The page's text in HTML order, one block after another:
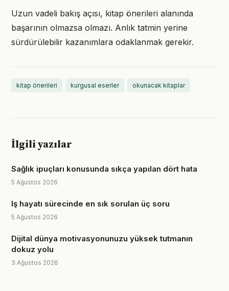
Uzun vadeli bakış açısı, kitap önerileri alanında
başarının olmazsa olmazı. Anlık tatmin yerine
sürdürülebilir kazanımlara odaklanmak gerekir.
kitap önerileri kurgusal eserler okunacak kitaplar
İlgili yazılar
Sağlık ipuçları konusunda sıkça yapılan dört hata
5 Ağustos 2026
Iş hayatı sürecinde en sık sorulan üç soru
5 Ağustos 2026
Dijital dünya motivasyonunuzu yüksek tutmanın
dokuz yolu
3 Ağustos 2026